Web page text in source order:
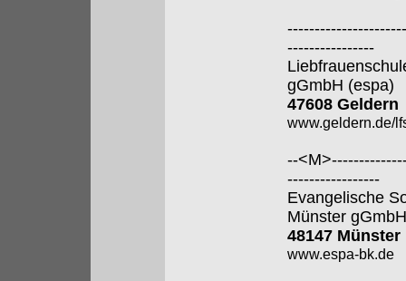
----------------
gGmbH (espa)
47608 Geldern
www.geldern.de/
--
-----------------
Evangelische
Münster gGmbH
48147 Münster
www.espa-bk.de